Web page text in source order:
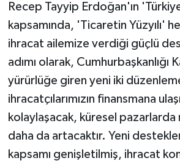
Recep Tayyip Erdoğan'ın
kapsamında, 'Ticaretin Yüzyılı'
ihracat ailemize verdiği güçlü
adımı olarak, Cumhurbaşkanlığı
yürürlüğe giren yeni iki
ihracatçılarımızın finansmana
kolaylaşacak, küresel
daha da artacaktır. Yeni
kapsamı genişletilmiş, ihracat